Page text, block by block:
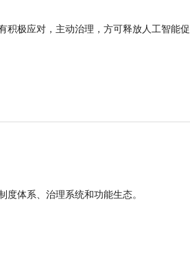
积极应对，主动治理，方可释放人工智能
体系、治理系统和功能生态。